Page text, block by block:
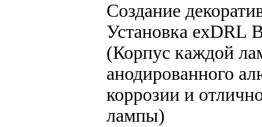
Создание
Установка exDRL
(Корпус каждой
анодированного
коррозии и
лампы)